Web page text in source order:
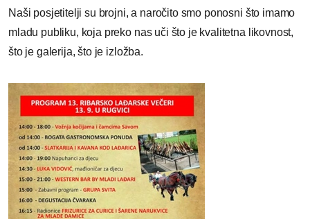
Naši posjetitelji su brojni, a naročito smo ponosni što imamo
mladu publiku, koja preko nas uči što je kvalitetna likovnost,
što je galerija, što je izložba.